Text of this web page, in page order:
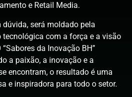
e Retail Media.
dúvida, será moldado pela
tecnológica com a força e a visão
da Inovação BH”
a paixão, a inovação e a
encontram, o resultado é uma
e inspiradora para todo o setor.